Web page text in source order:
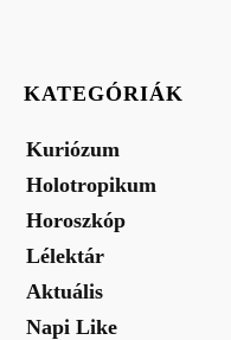
KATEGÓRIÁK
Kuriózum
Holotropikum
Horoszkóp
Lélektár
Aktuális
Napi Like